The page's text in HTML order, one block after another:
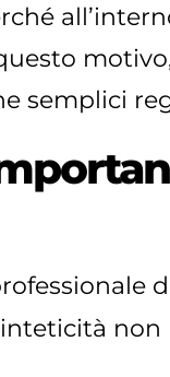
semplici
non